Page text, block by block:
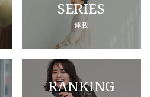
SERIES
連載
RANKING